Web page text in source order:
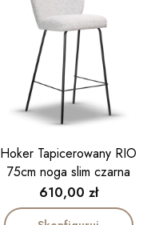
Hoker Tapicerowany RIO
75cm noga slim czarna
Cena
610,00 zł